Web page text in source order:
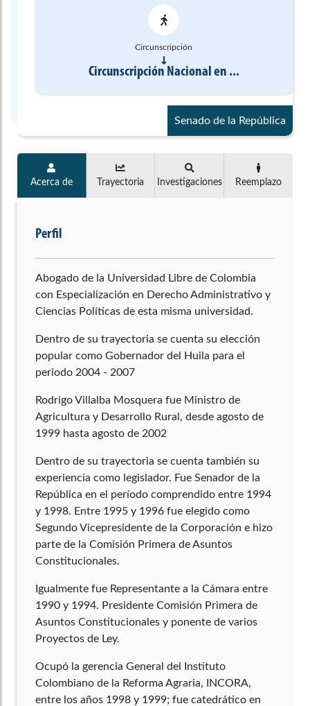
Circunscripción
Circunscripción Nacional en ...
Senado de la República
Acerca de Trayectoria Investigaciones Reemplazo
Perfil
Abogado de la Universidad Libre de Colombia
con Especialización en Derecho Administrativo y
Ciencias Políticas de esta misma universidad.
Dentro de su trayectoria se cuenta su elección
popular como Gobernador del Huila para el
periodo 2004 - 2007
Rodrigo Villalba Mosquera fue Ministro de
Agricultura y Desarrollo Rural, desde agosto de
1999 hasta agosto de 2002
Dentro de su trayectoria se cuenta también su
experiencia como legislador. Fue Senador de la
República en el período comprendido entre 1994
y 1998. Entre 1995 y 1996 fue elegido como
Segundo Vicepresidente de la Corporación e hizo
parte de la Comisión Primera de Asuntos
Constitucionales.
Igualmente fue Representante a la Cámara entre
1990 y 1994. Presidente Comisión Primera de
Asuntos Constitucionales y ponente de varios
Proyectos de Ley.
Ocupó la gerencia General del Instituto
Colombiano de la Reforma Agraria, INCORA,
entre los años 1998 y 1999; fue catedrático en